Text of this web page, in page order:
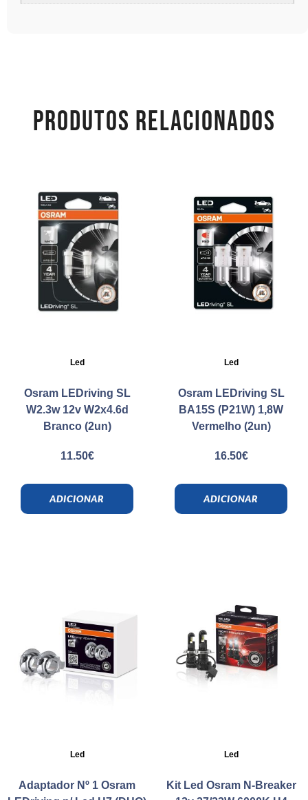
PRODUTOS RELACIONADOS
Led
Osram LEDriving SL
W2.3w 12v W2x4.6d
Branco (2un)
11.50€
ADICIONAR
Led
Osram LEDriving SL
BA15S (P21W) 1,8W
Vermelho (2un)
16.50€
ADICIONAR
Led
Adaptador Nº 1 Osram
Led
Kit Led Osram N-Breaker